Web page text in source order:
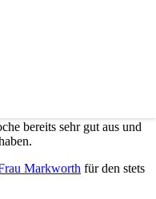
bereits sehr gut aus und
Markworth für den stets